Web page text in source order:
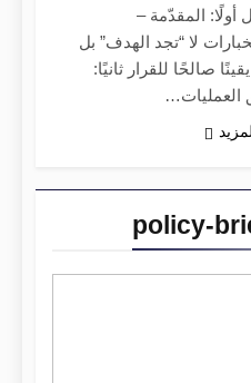
أولًا: المقدّمة –
لا “تجد الهدف” بل
صالحًا للقرار ثانيًا:
العمليات…